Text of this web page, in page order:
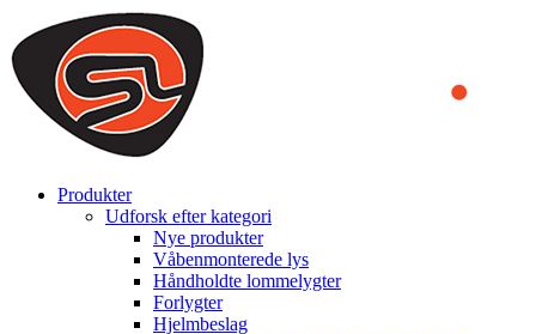
We use cookies to ensure that we provide you the best experience
on our website. By continuing to browse this website, you accept
that cookies are used to help us analyze how the website is used and
to offer you a better experience. To learn more or to find out how
you can disable cookies, you can access our
Produkter
Udforsk efter kategori
Nye produkter
Våbenmonterede lys
Håndholdte lommelygter
Forlygter
Hjelmbeslag